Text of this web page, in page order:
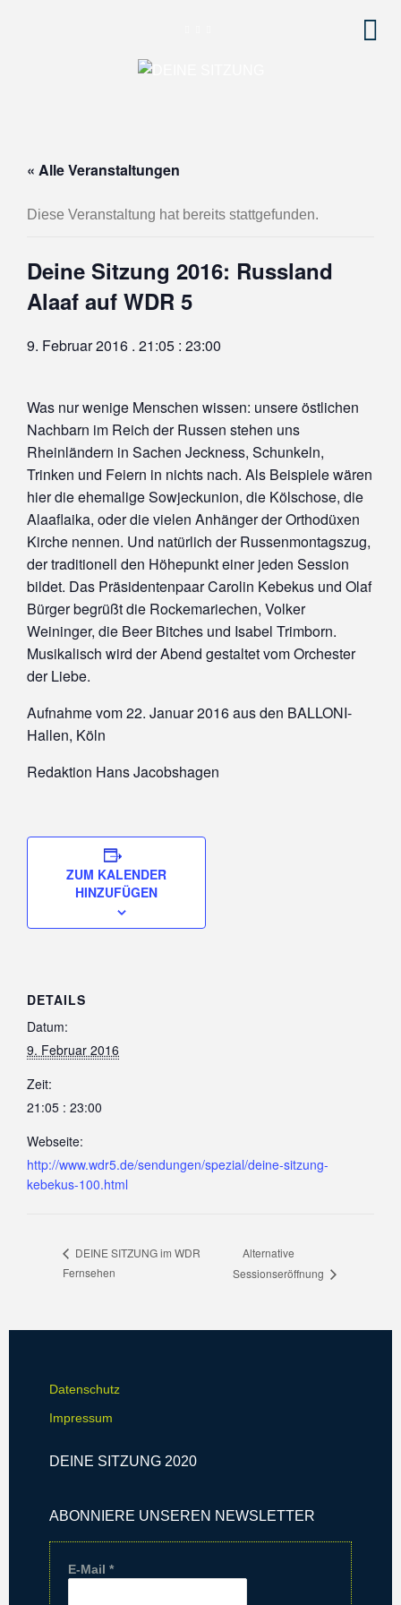
« Alle Veranstaltungen
Diese Veranstaltung hat bereits stattgefunden.
Deine Sitzung 2016: Russland
Alaaf auf WDR 5
9. Februar 2016 . 21:05 : 23:00
Was nur wenige Menschen wissen: unsere östlichen
Nachbarn im Reich der Russen stehen uns
Rheinländern in Sachen Jeckness, Schunkeln,
Trinken und Feiern in nichts nach. Als Beispiele wären
hier die ehemalige Sowjeckunion, die Kölschose, die
Alaaflaika, oder die vielen Anhänger der Orthodüxen
Kirche nennen. Und natürlich der Russenmontagszug,
der traditionell den Höhepunkt einer jeden Session
bildet. Das Präsidentenpaar Carolin Kebekus und Olaf
Bürger begrüßt die Rockemariechen, Volker
Weininger, die Beer Bitches und Isabel Trimborn.
Musikalisch wird der Abend gestaltet vom Orchester
der Liebe.
Aufnahme vom 22. Januar 2016 aus den BALLONI-
Hallen, Köln
Redaktion Hans Jacobshagen
ZUM KALENDER
HINZUFÜGEN
DETAILS
Datum:
9. Februar 2016
Zeit:
21:05 : 23:00
Webseite:
http://www.wdr5.de/sendungen/spezial/deine-sitzung-
kebekus-100.html
DEINE SITZUNG im WDR
Fernsehen
Alternative
Sessionseröffnung
Datenschutz
Impressum
DEINE SITZUNG 2020
ABONNIERE UNSEREN NEWSLETTER
E-Mail *